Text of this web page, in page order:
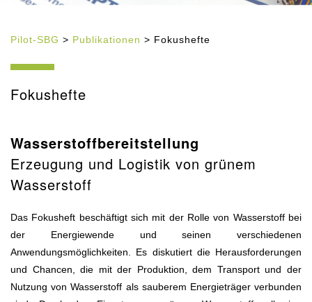
Pilot-SBG > Publikationen > Fokushefte
Fokushefte
Wasserstoffbereitstellung
Erzeugung und Logistik von grünem
Wasserstoff
Das Fokusheft beschäftigt sich mit der Rolle von Wasserstoff bei
der Energiewende und seinen verschiedenen
Anwendungsmöglichkeiten. Es diskutiert die Herausforderungen
und Chancen, die mit der Produktion, dem Transport und der
Nutzung von Wasserstoff als sauberem Energieträger verbunden